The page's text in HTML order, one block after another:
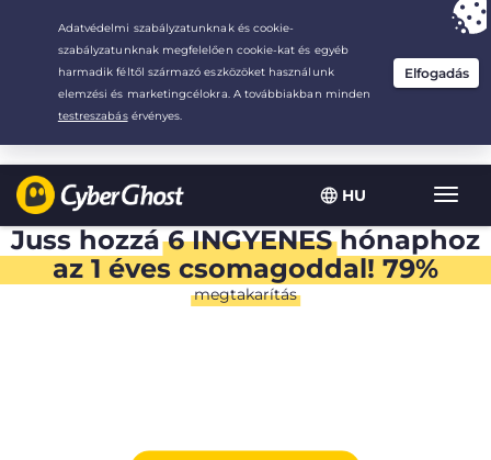
HU
Your choice:The Best Deal for 1.5-years at $2.75
Juss hozzá6 INGYENEShónaphoz
az 1 éves csomagoddal! 79%
megtakarítás